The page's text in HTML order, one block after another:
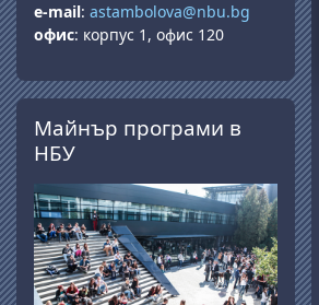
e-mail: astambolova@nbu.bg
офис: корпус 1, офис 120
Прескочи Майнър програми в НБУ
Майнър програми в
НБУ